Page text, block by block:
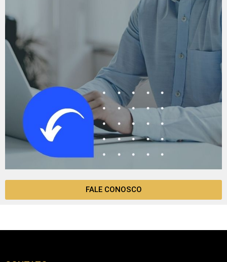
FALE CONOSCO